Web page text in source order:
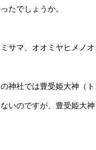
たでしょうか。
サマ、オオミヤヒメノオ
神社では豊受姫大神（
いのですが、豊受姫大神